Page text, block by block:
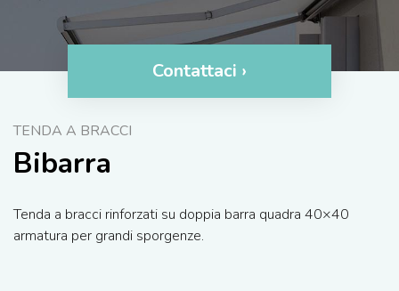
Contattaci ›
TENDA A BRACCI
Bibarra
Tenda a bracci rinforzati su doppia barra quadra 40×40
armatura per grandi sporgenze.